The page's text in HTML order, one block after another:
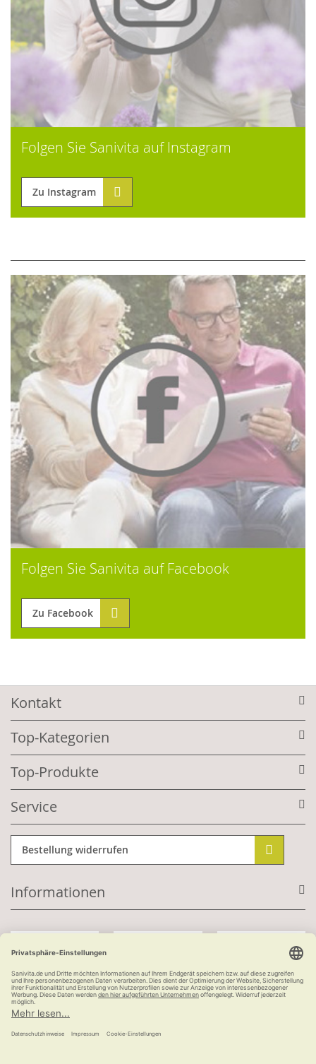
Folgen Sie Sanivita auf Instagram
Zu Instagram
Folgen Sie Sanivita auf Facebook
Zu Facebook
Kontakt
Top-Kategorien
Top-Produkte
Service
Bestellung widerrufen
Informationen
Kauf auf Rechnung